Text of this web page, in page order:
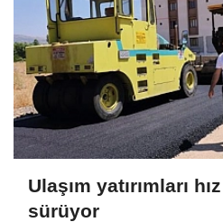
Ulaşım yatırımları
sürüyor